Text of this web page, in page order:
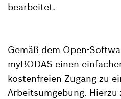
bearbeitet.
Gemäß dem Open-
myBODAS einen
kostenfreien Zugang zu
Arbeitsumgebung. Hierzu